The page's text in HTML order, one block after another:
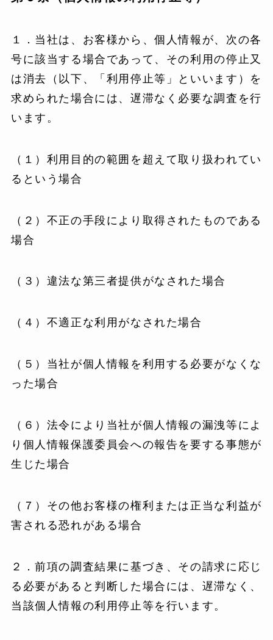
１．当社は、お客様から、個人情報が、次の各
号に該当する場合であって、その利用の停止又
は消去（以下、「利用停止等」といいます）を
求められた場合には、遅滞なく必要な調査を行
います。
（１）利用目的の範囲を超えて取り扱われてい
るという場合
（２）不正の手段により取得されたものである
場合
（３）違法な第三者提供がなされた場合
（４）不適正な利用がなされた場合
（５）当社が個人情報を利用する必要がなくな
った場合
（６）法令により当社が個人情報の漏洩等によ
り個人情報保護委員会への報告を要する事態が
生じた場合
（７）その他お客様の権利または正当な利益が
害される恐れがある場合
２．前項の調査結果に基づき、その請求に応じ
る必要があると判断した場合には、遅滞なく、
当該個人情報の利用停止等を行います。